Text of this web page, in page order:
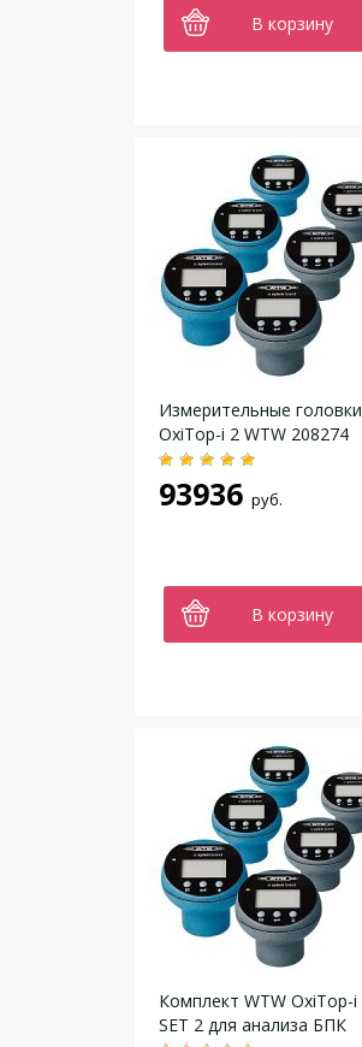
В корзину
Измерительные головки
OxiTop-i 2 WTW 208274
93936 руб.
В корзину
Комплект WTW OxiTop-i
SET 2 для анализа БПК